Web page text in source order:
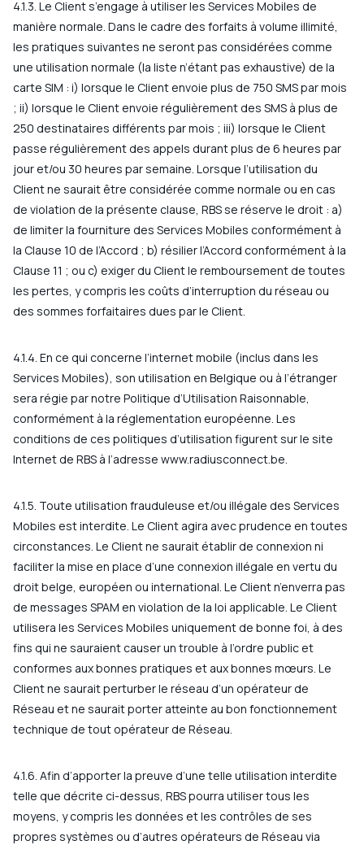
4.1.3. Le Client s’engage à utiliser les Services Mobiles de
manière normale. Dans le cadre des forfaits à volume illimité,
les pratiques suivantes ne seront pas considérées comme
une utilisation normale (la liste n’étant pas exhaustive) de la
carte SIM : i) lorsque le Client envoie plus de 750 SMS par mois
; ii) lorsque le Client envoie régulièrement des SMS à plus de
250 destinataires différents par mois ; iii) lorsque le Client
passe régulièrement des appels durant plus de 6 heures par
jour et/ou 30 heures par semaine. Lorsque l’utilisation du
Client ne saurait être considérée comme normale ou en cas
de violation de la présente clause, RBS se réserve le droit : a)
de limiter la fourniture des Services Mobiles conformément à
la Clause 10 de l’Accord ; b) résilier l’Accord conformément à la
Clause 11 ; ou c) exiger du Client le remboursement de toutes
les pertes, y compris les coûts d’interruption du réseau ou
des sommes forfaitaires dues par le Client.
4.1.4. En ce qui concerne l’internet mobile (inclus dans les
Services Mobiles), son utilisation en Belgique ou à l’étranger
sera régie par notre Politique d’Utilisation Raisonnable,
conformément à la réglementation européenne. Les
conditions de ces politiques d’utilisation figurent sur le site
Internet de RBS à l’adresse www.radiusconnect.be.
4.1.5. Toute utilisation frauduleuse et/ou illégale des Services
Mobiles est interdite. Le Client agira avec prudence en toutes
circonstances. Le Client ne saurait établir de connexion ni
faciliter la mise en place d’une connexion illégale en vertu du
droit belge, européen ou international. Le Client n’enverra pas
de messages SPAM en violation de la loi applicable. Le Client
utilisera les Services Mobiles uniquement de bonne foi, à des
fins qui ne sauraient causer un trouble à l’ordre public et
conformes aux bonnes pratiques et aux bonnes mœurs. Le
Client ne saurait perturber le réseau d’un opérateur de
Réseau et ne saurait porter atteinte au bon fonctionnement
technique de tout opérateur de Réseau.
4.1.6. Afin d’apporter la preuve d’une telle utilisation interdite
telle que décrite ci-dessus, RBS pourra utiliser tous les
moyens, y compris les données et les contrôles de ses
propres systèmes ou d’autres opérateurs de Réseau via